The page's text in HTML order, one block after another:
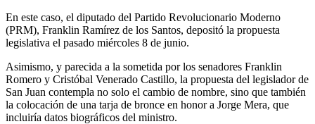
En este caso, el diputado del Partido Revolucionario Moderno
(PRM), Franklin Ramírez de los Santos, depositó la propuesta
legislativa el pasado miércoles 8 de junio.
Asimismo, y parecida a la sometida por los senadores Franklin
Romero y Cristóbal Venerado Castillo, la propuesta del legislador de
San Juan contempla no solo el cambio de nombre, sino que también
la colocación de una tarja de bronce en honor a Jorge Mera, que
incluiría datos biográficos del ministro.